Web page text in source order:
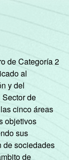
de Categoría 2
al
y del
de
cinco áreas
objetivos
sus
de sociedades
de